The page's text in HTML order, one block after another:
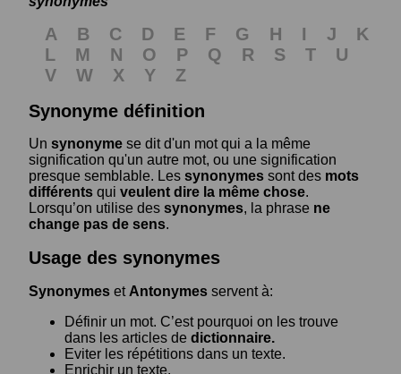
A B C D E F G H I J
K
L
M N O P Q R S T
U
V
W X Y
Z
Synonyme définition
Un synonyme se dit d'un mot qui a la même
signification qu'un autre mot, ou une signification
presque semblable. Les synonymes sont des mots
différents qui veulent dire la même chose.
Lorsqu’on utilise des synonymes, la phrase ne
change pas de sens.
Usage des synonymes
Synonymes et Antonymes servent à:
Définir un mot. C’est pourquoi on les trouve
dans les articles de dictionnaire.
Eviter les répétitions dans un texte.
Enrichir un texte.